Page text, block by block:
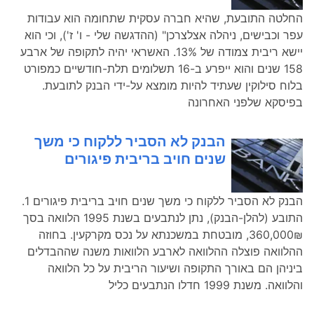
החלטה התובעת, שהיא חברה עסקית שתחומה הוא עבודות
עפר וכבישים, ניהלה אצלצרכן" (ההדגשה שלי - ו' ז'), וכי הוא
יישא ריבית צמודה של 13%. האשראי יהיה לתקופה של ארבע
158 שנים והוא ייפרע ב-16 תשלומים תלת-חודשיים כמפורט
בלוח סילוקין שעתיד להיות מומצא על-ידי הבנק לתובעת.
בפיסקא שלפני האחרונה
הבנק לא הסביר ללקוח כי משך
שנים חויב בריבית פיגורים
הבנק לא הסביר ללקוח כי משך שנים חויב בריבית פיגורים 1.
התובע (להלן-הבנק), נתן לנתבעים בשנת 1995 הלוואה בסך
360,000₪, מובטחת במשכנתא על נכס מקרקעין. בחוזה
ההלוואה פוצלה ההלוואה לארבע הלוואות משנה שההבדלים
ביניהן הם באורך התקופה ושיעור הריבית על כל הלוואה
והלוואה. משנת 1999 חדלו הנתבעים כליל